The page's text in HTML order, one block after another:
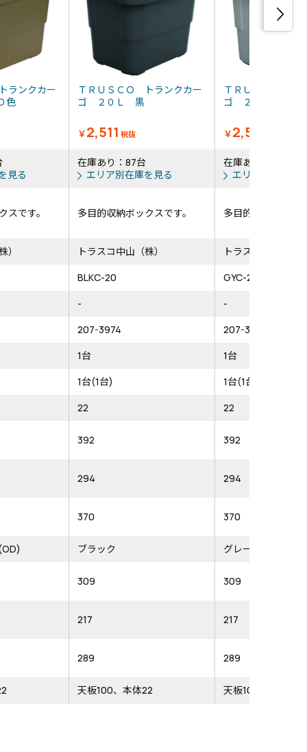
ランクカー
色
ＴＲＵＳＣＯ トランクカー
ゴ ２０Ｌ 黒
￥2,511 税抜
ＴＲＵＳＣＯ ト
ゴ ２０Ｌ グ
￥2,511
見る
在庫あり：87台
エリア別在庫を見る
在庫あり：108台
エリア別在庫を
スです。 多目的収納ボックスです。 多目的収納ボック
） トラスコ中山（株）
トラスコ中山（株
BLKC-20
GYC-20
-
-
207-3974
207-3975
1台
1台
1台(1台)
1台(1台)
22
22
392 392
294 294
370 370
ブラック グレー
309 309
217 217
289 289
天板100、本体22 天板100、本体22